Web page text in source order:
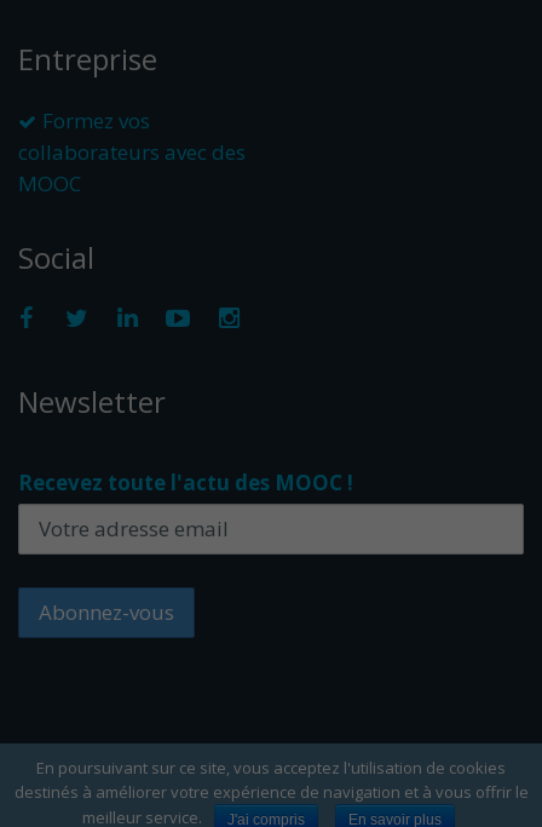
Entreprise
Formez vos
collaborateurs avec des
MOOC
Social
Newsletter
Recevez toute l'actu des MOOC !
Copyright Edflex © 2024 -Editorial-CGU-Cookies
En poursuivant sur ce site, vous acceptez l'utilisation de cookies
destinés à améliorer votre expérience de navigation et à vous offrir le
meilleur service.
J'ai compris En savoir plus